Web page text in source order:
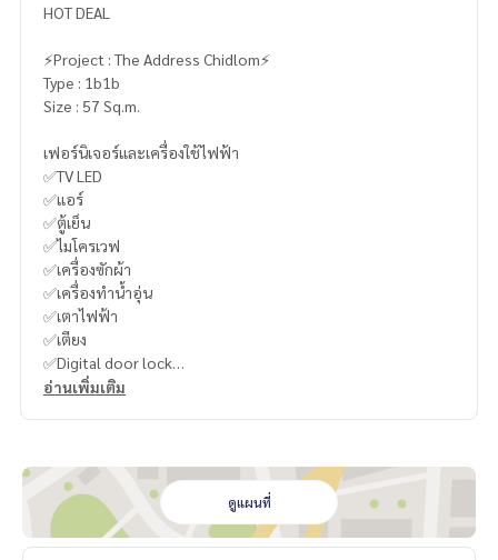
HOT DEAL
⚡️Project : The Address Chidlom⚡️
Type : 1b1b
Size : 57 Sq.m.
เฟอร์นิเจอร์และเครื่องใช้ไฟฟ้า
✅TV LED
✅แอร์
✅ตู้เย็น
✅ไมโครเวฟ
✅เครื่องซักผ้า
✅เครื่องทำน้ำอุ่น
✅เตาไฟฟ้า
✅เตียง
✅Digital door lock
You can inbox or dm to ask more information, It’s my pleas
ure to give.
Tel :
093-943-4388
What App+6693-943-4388
อ่านเพิ่มเติม
ดูแผนที่